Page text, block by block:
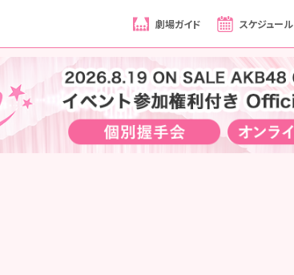
劇場ガイド スケジュール